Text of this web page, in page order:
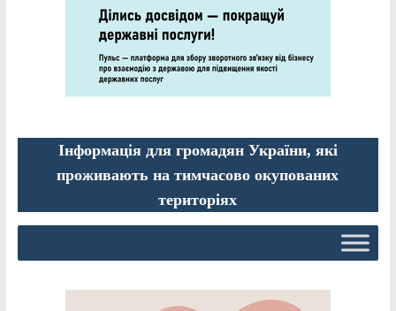
Інформація для громадян України, які
проживають на тимчасово окупованих
територіях